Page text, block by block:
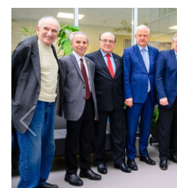
Книги
Выставки
Пресс-
релизы
О
Metro
Стримы
Спецпроекты
Звезды